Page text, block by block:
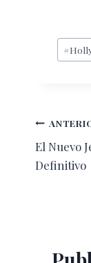
de
#
de
El Nuevo
Definitivo